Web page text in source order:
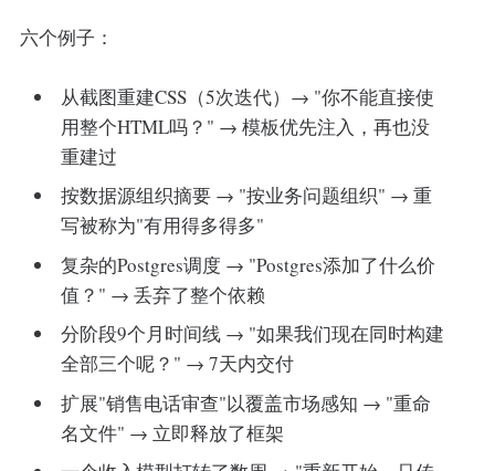
六个例子：
从截图重建CSS（5次迭代）→ "你不能直接使
用整个HTML吗？" → 模板优先注入，再也没
重建过
按数据源组织摘要 → "按业务问题组织" → 重
写被称为"有用得多得多"
复杂的Postgres调度 → "Postgres添加了什么价
值？" → 丢弃了整个依赖
分阶段9个月时间线 → "如果我们现在同时构建
全部三个呢？" → 7天内交付
扩展"销售电话审查"以覆盖市场感知 → "重命
名文件" → 立即释放了框架